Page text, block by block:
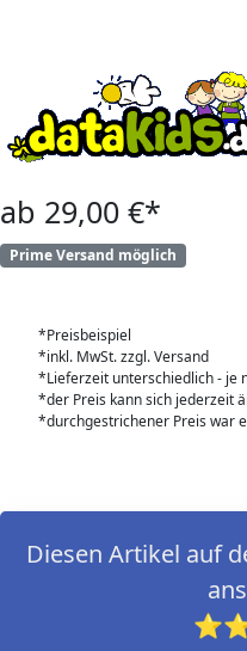
ab 29,00 €*
Prime Versand möglich
*Preisbeispiel
*inkl. MwSt. zzgl. Versand
*Lieferzeit unterschiedlich - je
*der Preis kann sich jederzeit
*durchgestrichener Preis war
Diesen Artikel auf